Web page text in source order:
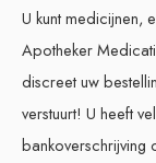
U kunt medicijnen,
Apotheker
discreet uw
verstuurt! U heeft
bankoverschrijving